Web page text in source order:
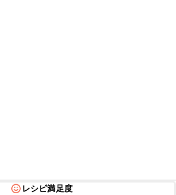
レシピ満足度